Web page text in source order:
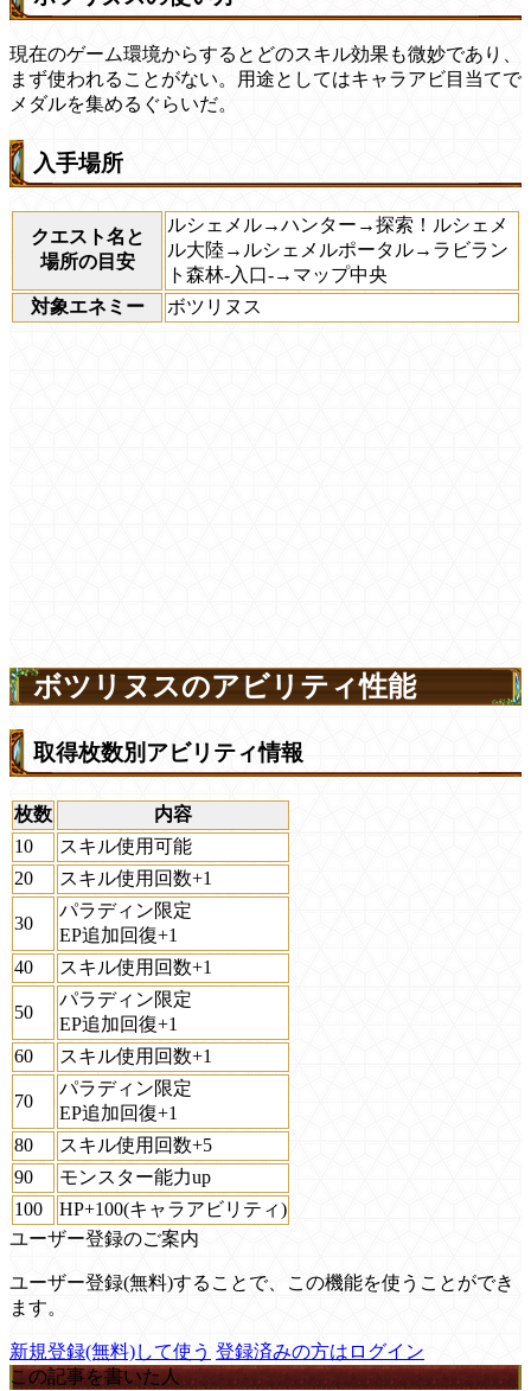
現在のゲーム環境からするとどのスキル効果も微妙であり、
まず使われることがない。用途としてはキャラアビ目当てで
メダルを集めるぐらいだ。
入手場所
クエスト名と
場所の目安
ルシェメル→ハンター→探索！ルシェメ
ル大陸→ルシェメルポータル→ラビラン
ト森林-入口-→マップ中央
対象エネミー
ボツリヌス
ボツリヌスのアビリティ性能
取得枚数別アビリティ情報
枚数
内容
10
スキル使用可能
20
スキル使用回数+1
30
パラディン限定
EP追加回復+1
40
スキル使用回数+1
50
パラディン限定
EP追加回復+1
60
スキル使用回数+1
70
パラディン限定
EP追加回復+1
80
スキル使用回数+5
90
モンスター能力up
100
HP+100(キャラアビリティ)
ユーザー登録のご案内
ユーザー登録(無料)することで、この機能を使うことができ
ます。
新規登録(無料)して使う 登録済みの方はログイン
この記事を書いた人